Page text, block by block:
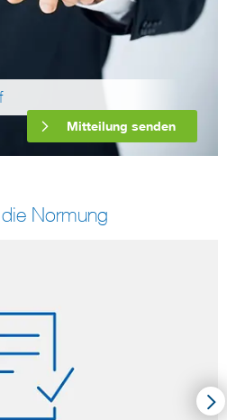
Mitteilung senden
Normung